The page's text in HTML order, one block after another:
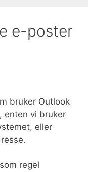
e-poster
bruker Outlook
enten vi bruker
eller
regel